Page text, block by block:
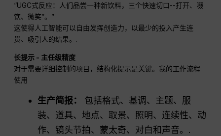
“UGC式反应：人们品尝一种新饮料，三个快速切口--打开、啜
饮、微笑”。”
这使得人工智能可以自由发挥创造力，以最少的投入产生连
贯、吸引人的结果。.
长提示 - 主任级精度
对于需要详细控制的项目，结构化提示是关键。我的工作流程
使用
生产简报：
包括格式、基调、主题、服
装、道具、地点、取景、照明、连续性、动
作、镜头节拍、蒙太奇、对白和声音。.